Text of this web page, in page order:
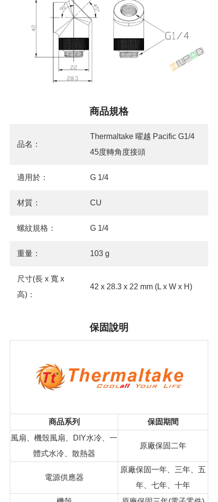
商品規格
品名：
Thermaltake 曜越 Pacific G1/4
45度轉角度接頭
適用於： G 1/4
材質： CU
螺紋規格： G 1/4
重量： 103 g
尺寸(長 x 寬 x
高)：
42 x 28.3 x 22 mm (L x W x H)
保固說明
商品系列
保固期間
風扇、機殼風扇、DIY水冷、一
體式水冷、散熱器
原廠保固二年
電源供應器
原廠保固一年、三年、五
年、七年、十年